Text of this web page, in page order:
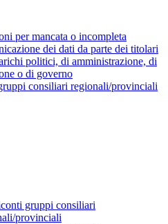
per mancata o incompleta
dei dati da parte dei titolari
politici, di amministrazione, di
o di governo
consiliari regionali/provinciali
gruppi consiliari
provinciali